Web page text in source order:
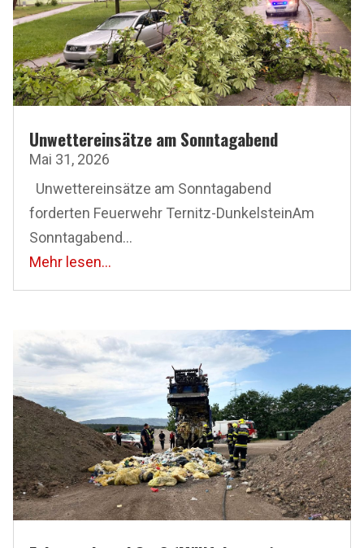
Unwettereinsätze am Sonntagabend
Mai 31, 2026
Unwettereinsätze am Sonntagabend
forderten Feuerwehr Ternitz-DunkelsteinAm
Sonntagabend...
Mehr lesen...